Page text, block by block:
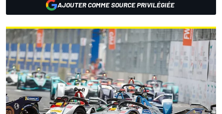
AJOUTER COMME SOURCE PRIVILÉGIÉE